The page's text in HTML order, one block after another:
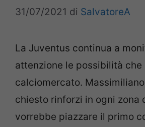
31/07/2021 di SalvatoreA
La Juventus continua a
attenzione le possibilità che
calciomercato.
chiesto rinforzi in ogni zona
vorrebbe piazzare il primo